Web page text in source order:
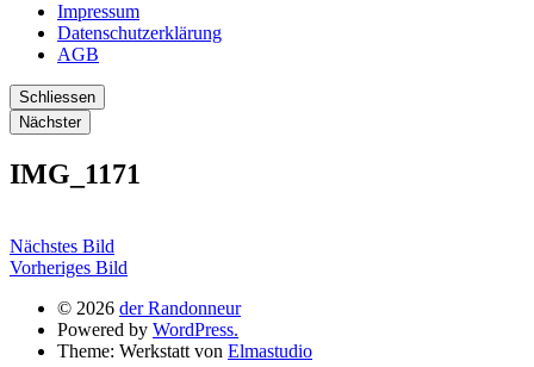
Impressum
Datenschutzerklärung
AGB
Schliessen
Nächster
IMG_1171
Nächstes Bild
Vorheriges Bild
© 2026 der Randonneur
Powered by WordPress.
Theme: Werkstatt von Elmastudio